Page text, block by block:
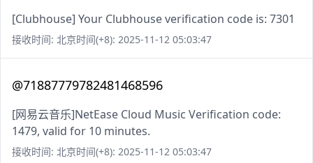
[Clubhouse] Your Clubhouse verification code is: 7301
接收时间: 北京时间(+8): 2025-11-12 05:03:47
@71887779782481468596
[网易云音乐]NetEase Cloud Music Verification code:
1479, valid for 10 minutes.
接收时间: 北京时间(+8): 2025-11-12 05:03:47